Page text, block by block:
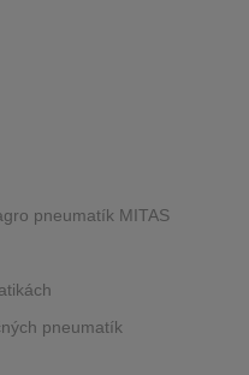
pneumatík MITAS
pneumatík